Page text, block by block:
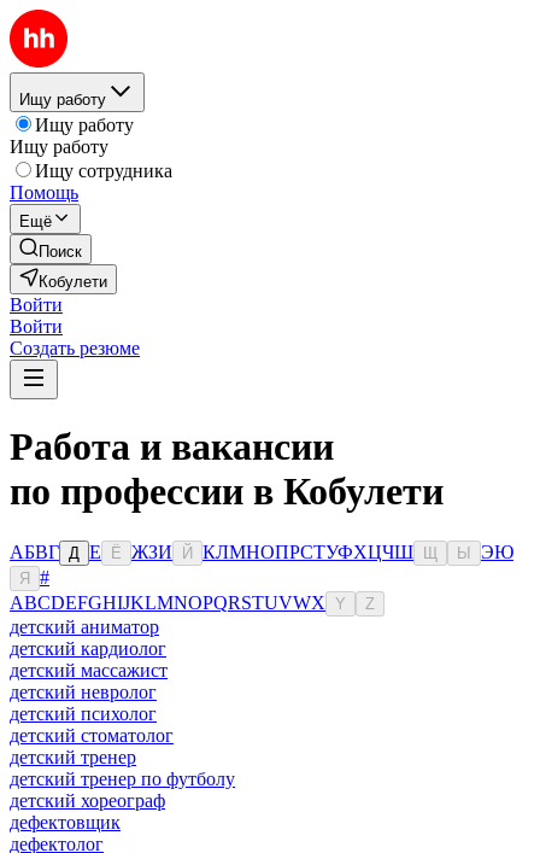
Ищу работу
Ищу работу
Ищу работу
Ищу сотрудника
Помощь
Ещё
Поиск
Кобулети
Войти
Войти
Создать резюме
Работа и вакансии
по профессии в Кобулети
АБВГ Д Е Ё ЖЗИ Й КЛМНОПРСТУФХЦЧШ Ы ЭЮ
Я
#
ABCDEFGHIJKLMNOPQRSTUVWX Y Z
детский аниматор
детский кардиолог
детский массажист
детский невролог
детский психолог
детский стоматолог
детский тренер
детский тренер по футболу
детский хореограф
дефектовщик
дефектолог